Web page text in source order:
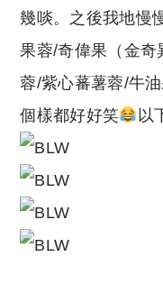
幾啖。之後我地慢
果蓉/奇偉果（金奇
蓉/紫心蕃薯蓉/牛
個樣都好好笑
以